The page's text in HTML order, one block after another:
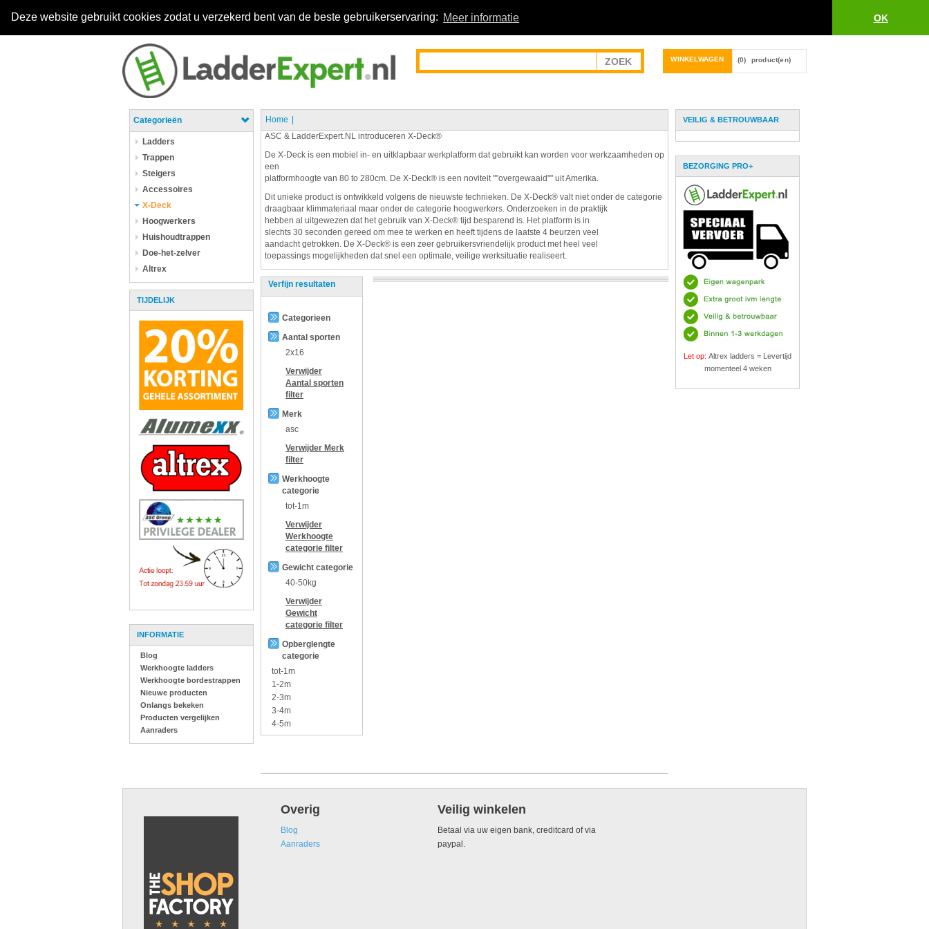
Deze website gebruikt cookies zodat u verzekerd bent van de beste gebruikerservaring: Meer informatie OK
WINKELWAGEN (0) product(en)
Categorieën
Ladders
Trappen
Steigers
Accessoires
X-Deck
Hoogwerkers
Huishoudtrappen
Doe-het-zelver
Altrex
TIJDELIJK
INFORMATIE
Blog
Werkhoogte ladders
Werkhoogte bordestrappen
Nieuwe producten
Onlangs bekeken
Producten vergelijken
Aanraders
Home
ASC & LadderExpert.NL introduceren X-Deck®
De X-Deck is een mobiel in- en uitklapbaar werkplatform dat gebruikt kan worden voor werkzaamheden op
een
platformhoogte van 80 to 280cm. De X-Deck® is een noviteit ""overgewaaid"" uit Amerika.
Dit unieke product is ontwikkeld volgens de nieuwste technieken. De X-Deck® valt niet onder de categorie
draagbaar klimmateriaal maar onder de categorie hoogwerkers. Onderzoeken in de praktijk
hebben al uitgewezen dat het gebruik van X-Deck® tijd besparend is. Het platform is in
slechts 30 seconden gereed om mee te werken en heeft tijdens de laatste 4 beurzen veel
aandacht getrokken. De X-Deck® is een zeer gebruikersvriendelijk product met heel veel
toepassings mogelijkheden dat snel een optimale, veilige werksituatie realiseert.
Verfijn resultaten
Categorieen
Aantal sporten
2x16
Verwijder
Aantal sporten
filter
Merk
asc
Verwijder Merk
filter
Werkhoogte
categorie
tot-1m
Verwijder
Werkhoogte
categorie filter
Gewicht categorie
40-50kg
Verwijder
Gewicht
categorie filter
Opberglengte
categorie
tot-1m
1-2m
2-3m
3-4m
4-5m
VEILIG & BETROUWBAAR
BEZORGING PRO+
Let op: Altrex ladders = Levertijd
momenteel 4 weken
Overig
Blog
Aanraders
Veilig winkelen
Betaal via uw eigen bank, creditcard of via
paypal.